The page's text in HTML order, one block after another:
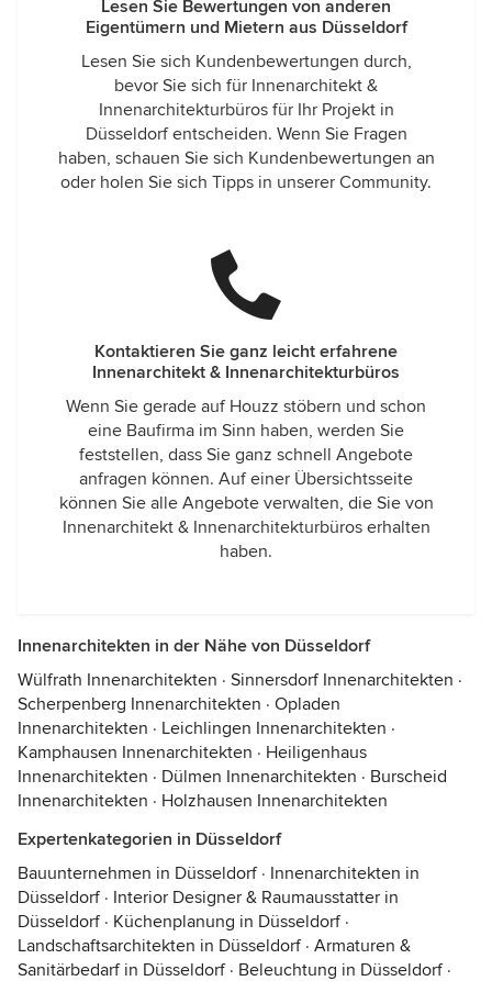
Lesen Sie Bewertungen von anderen
Eigentümern und Mietern aus Düsseldorf
Lesen Sie sich Kundenbewertungen durch,
bevor Sie sich für Innenarchitekt &
Innenarchitekturbüros für Ihr Projekt in
Düsseldorf entscheiden. Wenn Sie Fragen
haben, schauen Sie sich Kundenbewertungen an
oder holen Sie sich Tipps in unserer Community.
Kontaktieren Sie ganz leicht erfahrene
Innenarchitekt & Innenarchitekturbüros
Wenn Sie gerade auf Houzz stöbern und schon
eine Baufirma im Sinn haben, werden Sie
feststellen, dass Sie ganz schnell Angebote
anfragen können. Auf einer Übersichtsseite
können Sie alle Angebote verwalten, die Sie von
Innenarchitekt & Innenarchitekturbüros erhalten
haben.
Innenarchitekten in der Nähe von Düsseldorf
Wülfrath Innenarchitekten · Sinnersdorf Innenarchitekten ·
Scherpenberg Innenarchitekten · Opladen
Innenarchitekten · Leichlingen Innenarchitekten ·
Kamphausen Innenarchitekten · Heiligenhaus
Innenarchitekten · Dülmen Innenarchitekten · Burscheid
Innenarchitekten · Holzhausen Innenarchitekten
Expertenkategorien in Düsseldorf
Bauunternehmen in Düsseldorf· Innenarchitekten in
Düsseldorf· Interior Designer & Raumausstatter in
Düsseldorf· Küchenplanung in Düsseldorf·
Landschaftsarchitekten in Düsseldorf· Armaturen &
Sanitärbedarf in Düsseldorf· Beleuchtung in Düsseldorf·